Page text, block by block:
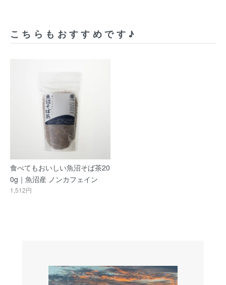
こちらもおすすめです♪
食べてもおいしい魚沼そば茶20
0g｜魚沼産 ノンカフェイン
1,512円